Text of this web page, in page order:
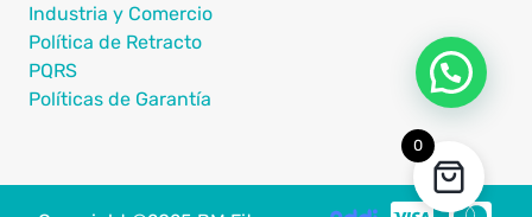
0
Industria y Comercio
Política de Retracto
PQRS
Políticas de Garantía